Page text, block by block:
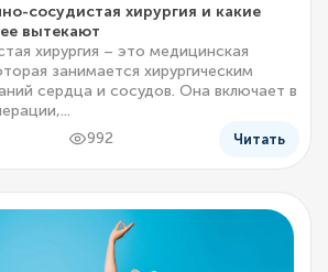
сосудистая хирургия и какие
вытекают
хирургия – это медицинская
занимается хирургическим
сердца и сосудов. Она включает в
992 Читать